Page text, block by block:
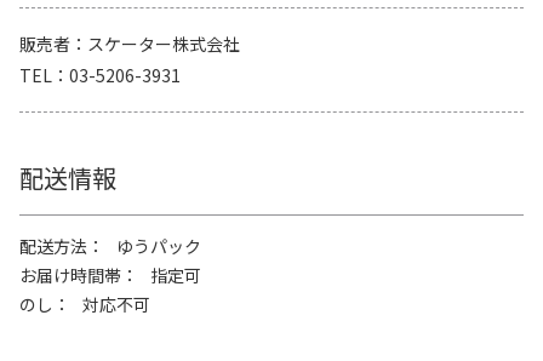
販売者
スケーター株式会社
TEL
03-5206-3931
配送情報
配送方法
ゆうパック
お届け時間帯
指定可
のし
対応不可